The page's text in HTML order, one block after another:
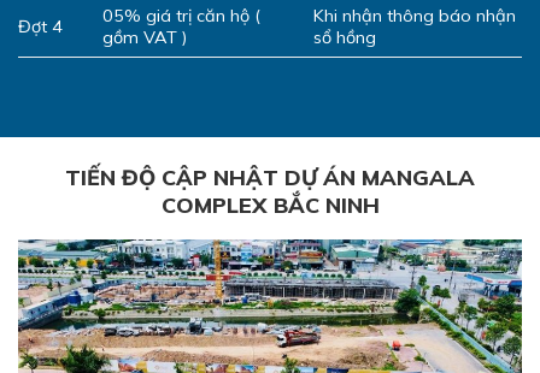
Đợt 4
05% giá trị căn hộ (
gồm VAT )
Khi nhận thông báo nhận
sổ hồng
TIẾN ĐỘ CẬP NHẬT DỰ ÁN MANGALA
COMPLEX BẮC NINH